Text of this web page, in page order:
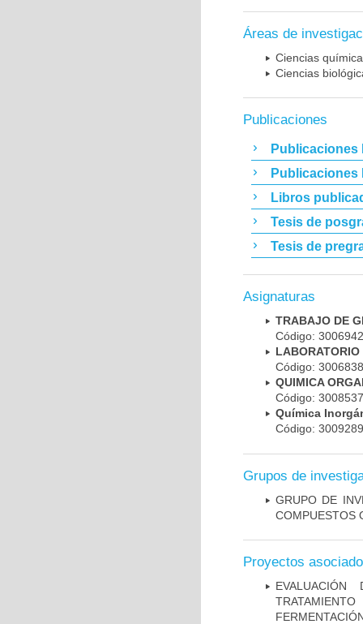
Áreas de
Ciencias
Ciencias
Publicaciones
Publicaciones
Publicaciones
Libros
Tesis de
Tesis de
Asignaturas
TRABAJO DE
Código:
LABORATORIO
Código:
QUIMICA
Código:
Química
Código:
Grupos de
GRUPO DE
COMPUESTOS
Proyectos